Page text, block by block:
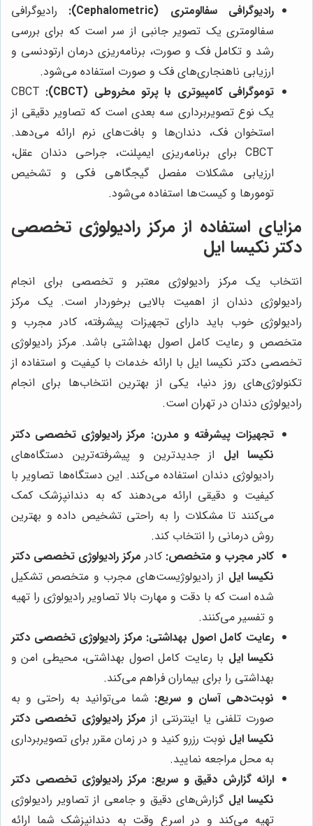
رادیوگرافی سفالومتری (Cephalometric):
رادیوگرافی
سفالومتری یک تصویر جانبی از سر است که برای بررسی
رشد و تکامل فک و صورت، برنامه‌ریزی درمان ارتودنسی و
ارزیابی ناهنجاری‌های فک و صورت استفاده می‌شود.
توموگرافی کامپیوتری با پرتو مخروطی (CBCT):
CBCT
یک نوع تصویربرداری سه بعدی است که تصاویر دقیقی از
استخوان فک، دندان‌ها و بافت‌های نرم ارائه می‌دهد.
CBCT برای برنامه‌ریزی ایمپلنت، جراحی دندان عقل،
ارزیابی مشکلات مفصل گیجگاهی فکی و تشخیص
تومورها و کیست‌ها استفاده می‌شود.
مزایای استفاده از مرکز رادیولوژی تخصصی
دکتر نکیسا ایل
انتخاب یک مرکز رادیولوژی معتبر و تخصصی برای انجام
رادیولوژی دندان از اهمیت بالایی برخوردار است. یک مرکز
رادیولوژی خوب باید دارای تجهیزات پیشرفته، کادر مجرب و
متخصص و رعایت کامل اصول بهداشتی باشد. مرکز رادیولوژی
تخصصی دکتر نکیسا ایل با ارائه خدمات با کیفیت و استفاده از
تکنولوژی‌های روز دنیا، یکی از بهترین انتخاب‌ها برای انجام
رادیولوژی دندان در تهران است.
تجهیزات پیشرفته و مدرن: مرکز رادیولوژی تخصصی دکتر
نکیسا ایل از جدیدترین و پیشرفته‌ترین دستگاه‌های
رادیولوژی دندان استفاده می‌کند. این دستگاه‌ها تصاویر با
کیفیت و دقیقی ارائه می‌دهند که به دندانپزشک کمک
می‌کنند تا مشکلات را به راحتی تشخیص داده و بهترین
روش درمانی را انتخاب کند.
کادر مجرب و متخصص: کادر مرکز رادیولوژی تخصصی دکتر
نکیسا ایل از رادیولوژیست‌های مجرب و متخصص تشکیل
شده است که با دقت و مهارت بالا تصاویر رادیولوژی را تهیه
و تفسیر می‌کنند.
رعایت کامل اصول بهداشتی: مرکز رادیولوژی تخصصی دکتر
نکیسا ایل با رعایت کامل اصول بهداشتی، محیطی امن و
بهداشتی را برای بیماران فراهم می‌کند.
نوبت‌دهی آسان و سریع: شما می‌توانید به راحتی و به
صورت تلفنی یا اینترنتی از مرکز رادیولوژی تخصصی دکتر
نکیسا ایل نوبت رزرو کنید و در زمان مقرر برای تصویربرداری
به محل مراجعه نمایید.
ارائه گزارش دقیق و سریع: مرکز رادیولوژی تخصصی دکتر
نکیسا ایل گزارش‌های دقیق و جامعی از تصاویر رادیولوژی
تهیه می‌کند و در اسرع وقت به دندانپزشک شما ارائه